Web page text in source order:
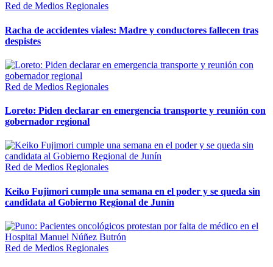
Red de Medios Regionales
Racha de accidentes viales: Madre y conductores fallecen tras
despistes
Red de Medios Regionales
Loreto: Piden declarar en emergencia transporte y reunión con
gobernador regional
Red de Medios Regionales
Keiko Fujimori cumple una semana en el poder y se queda sin
candidata al Gobierno Regional de Junín
Red de Medios Regionales